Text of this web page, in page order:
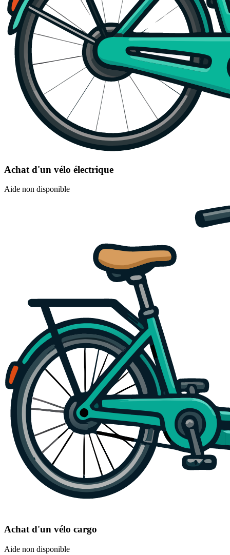
Achat d'un vélo électrique
Aide non disponible
Achat d'un vélo cargo
Aide non disponible